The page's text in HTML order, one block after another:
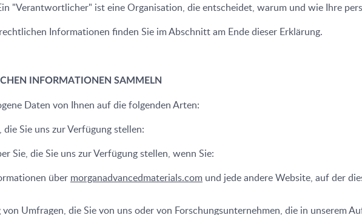
"Verantwortlicher" ist eine Organisation, die entscheidet, warum und wie Ihre
Informationen finden Sie im Abschnitt am Ende dieser Erklärung.
INFORMATIONEN SAMMELN
Daten von Ihnen auf die folgenden Arten:
Sie uns zur Verfügung stellen:
Sie, die Sie uns zur Verfügung stellen, wenn Sie:
über morganadvancedmaterials.com und jede andere Website, auf der
Umfragen, die Sie von uns oder von Forschungsunternehmen, die in unserem